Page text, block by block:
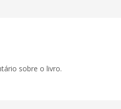
sobre o livro.